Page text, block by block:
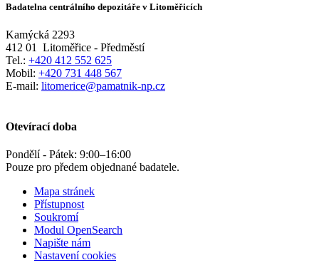
Badatelna centrálního depozitáře v Litoměřicích
Kamýcká 2293
412 01
Litoměřice - Předměstí
Tel.: +420 412 552 625
Mobil: +420 731 448 567
E-mail: litomerice@pamatnik-np.cz
Otevírací doba
Pondělí - Pátek: 9:00–16:00
Pouze pro předem objednané badatele.
Mapa stránek
Přístupnost
Soukromí
Modul OpenSearch
Napište nám
Nastavení cookies